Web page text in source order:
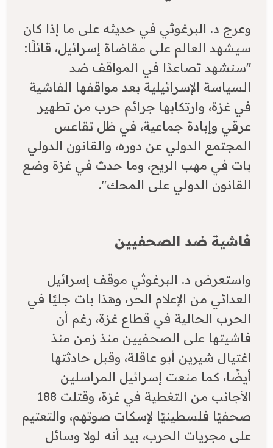
وعرج د. البرغوثي في حديثه على ما إذا كان
سيشهد العالم على مقاضاة إسرائيل، قائلًا:
"سنشهد تصاعدًا في المواقف ضد
السياسة الإسرائيلية بعد مواقفها الفاشية
في غزة، وارتكابها جرائم حرب من تطهير
عرقي وإبادة جماعية، في ظل تقاعس
المجتمع الدولي عن دوره، والقانون الدولي
بات في مهب الريح، وما حدث في غزة وضع
القانون الدولي على المحك".
فاشية ضد الصحفيين
​واستعرض د. البرغوثي موقف إسرائيل
العدائي من الإعلام الحر، وهذا بات جليًا في
الحرب الحالية في قطاع غزة، رغم أن
فاشيتها على الصحفيين منذ زمن منذ
اغتيال شيرين أبو عاقلة، وقبل حادثتها
أيضًا، كما منعت إسرائيل المراسلين
الأجانب من التغطية في غزة، وقتلت 188
صحفيًا فلسطينيًا لإسكات صوتهم، والتعتيم
على مجريات الحرب، بيد أنه لولا وسائل